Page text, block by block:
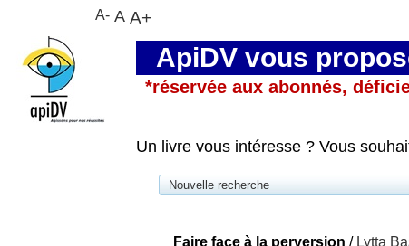
ApiDV vous
*réservée aux abonnés,
Un livre vous intéresse ? Vous
Nouvelle recherche
Faire face à la perversion / Lytta
A- A A+